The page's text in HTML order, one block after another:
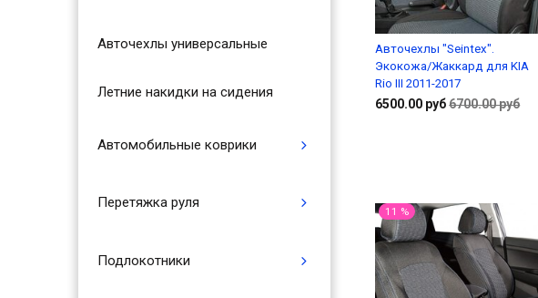
Авточехлы универсальные
Летние накидки на сидения
Автомобильные коврики
Перетяжка руля
Подлокотники
Авточехлы "Seintex".
Экокожа/Жаккард для KIA
Rio III 2011-2017
6500.00 руб 6700.00 руб
11 %